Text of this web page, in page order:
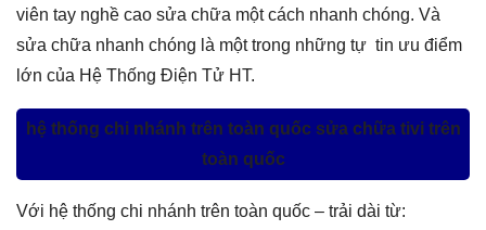
viên tay nghề cao sửa chữa một cách nhanh chóng. Và
sửa chữa nhanh chóng là một trong những tự tin ưu điểm
lớn của Hệ Thống Điện Tử HT.
hệ thống chi nhánh trên toàn quốc sửa chữa tivi trên
toàn quốc
Với hệ thống chi nhánh trên toàn quốc – trải dài từ: